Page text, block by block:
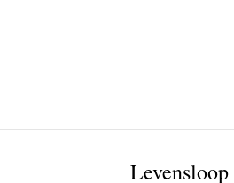
Levensloop